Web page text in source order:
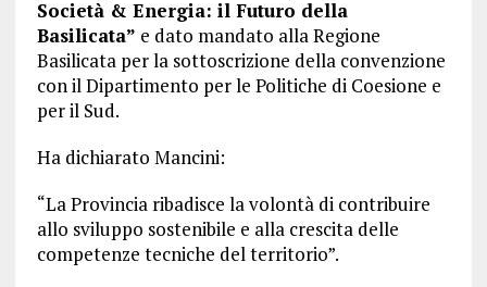
Società & Energia: il Futuro della
Basilicata” e dato mandato alla Regione
Basilicata per la sottoscrizione della convenzione
con il Dipartimento per le Politiche di Coesione e
per il Sud.
Ha dichiarato Mancini:
“La Provincia ribadisce la volontà di contribuire
allo sviluppo sostenibile e alla crescita delle
competenze tecniche del territorio”.